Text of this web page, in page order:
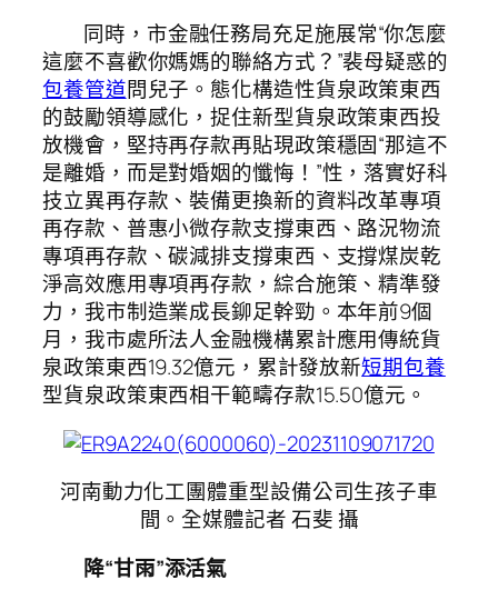
同時，市金融任務局充足施展常“你怎麼
這麼不喜歡你媽媽的聯絡方式？”裴母疑惑的
包養管道問兒子。態化構造性貨泉政策東西
的鼓勵領導感化，捉住新型貨泉政策東西投
放機會，堅持再存款再貼現政策穩固“那這不
是離婚，而是對​​婚姻的懺悔！”性，落實好科
技立異再存款、裝備更換新的資料改革專項
再存款、普惠小微存款支撐東西、路況物流
專項再存款、碳減排支撐東西、支撐煤炭乾
淨高效應用專項再存款，綜合施策、精準發
力，我市制造業成長鉚足幹勁。本年前9個
月，我市處所法人金融機構累計應用傳統貨
泉政策東西19.32億元，累計發放新短期包養
型貨泉政策東西相干範疇存款15.50億元。
河南動力化工團體重型設備公司生孩子車
間。全媒體記者 石斐 攝
降“甘雨”添活氣